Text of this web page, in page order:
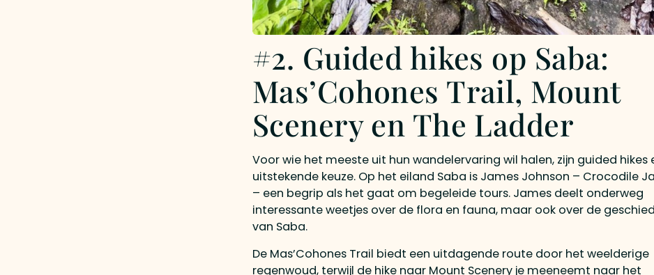
#2. Guided hikes op Saba:
Mas’Cohones Trail, Mount
Scenery en The Ladder
Voor wie het meeste uit hun wandelervaring wil halen, zijn guided hikes
uitstekende keuze. Op het eiland Saba is James Johnson – Crocodile
– een begrip als het gaat om begeleide tours. James deelt onderweg
interessante weetjes over de flora en fauna, maar ook over de
van Saba.
De Mas’Cohones Trail biedt een uitdagende route door het weelderige
regenwoud, terwijl de hike naar Mount Scenery je meeneemt naar het